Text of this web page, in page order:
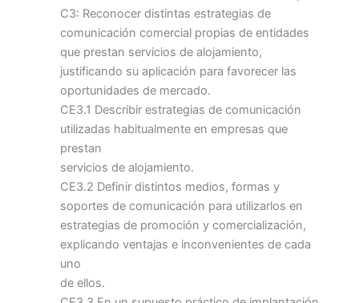
C3: Reconocer distintas estrategias de
comunicación comercial propias de entidades
que prestan servicios de alojamiento,
justificando su aplicación para favorecer las
oportunidades de mercado.
CE3.1 Describir estrategias de comunicación
utilizadas habitualmente en empresas que
prestan
servicios de alojamiento.
CE3.2 Definir distintos medios, formas y
soportes de comunicación para utilizarlos en
estrategias de promoción y comercialización,
explicando ventajas e inconvenientes de cada
uno
de ellos.